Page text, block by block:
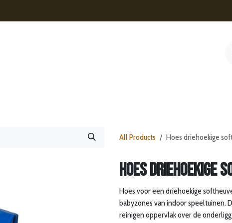
All Products Hoes driehoekige
Hoes
Hoes voor een driehoekige
babyzones van indoor speeltuinen.
reinigen oppervlak over de